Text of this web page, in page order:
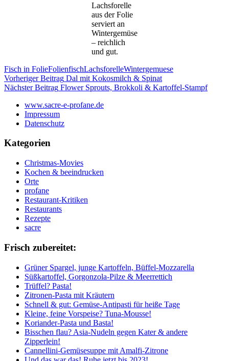
Lachsforelle
aus der Folie
serviert an
Wintergemüse
– reichlich
und gut.
Fisch in FolieFolienfischLachsforelleWintergemuese
Beitragsnavigation
Vorheriger Beitrag Dal mit Kokosmilch & Spinat
Nächster Beitrag Flower Sprouts, Brokkoli & Kartoffel-Stampf
www.sacre-e-profane.de
Impressum
Datenschutz
Kategorien
Christmas-Movies
Kochen & beeindrucken
Orte
profane
Restaurant-Kritiken
Restaurants
Rezepte
sacre
Frisch zubereitet:
Grüner Spargel, junge Kartoffeln, Büffel-Mozzarella
Süßkartoffel, Gorgonzola-Pilze & Meerrettich
Trüffel? Pasta!
Zitronen-Pasta mit Kräutern
Schnell & gut: Gemüse-Antipasti für heiße Tage
Kleine, feine Vorspeise? Tuna-Mousse!
Koriander-Pasta und Basta!
Bisschen flau? Asia-Nudeln gegen Kater & andere
Zipperlein!
Cannellini-Gemüsesuppe mit Amalfi-Zitrone